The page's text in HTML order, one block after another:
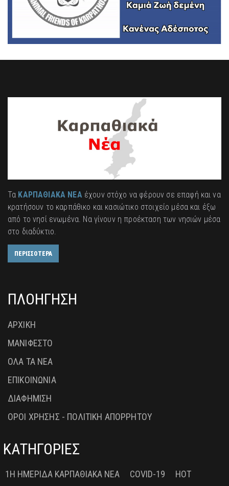
Τα ΚΑΡΠΑΘΙΑΚΑ ΝΕΑέχουν στόχο να φέρουν σε επαφή και να
κρατήσουν το καρπάθικο και κασιώτικο στοιχείο μέσα και έξω
από το νησί ενωμένα. Να γίνουν η προέκταση των νησιών μέσα
στο διαδύκτιο.
ΠΕΡΙΣΣΟΤΕΡΑ
ΠΛΟΗΓΗΣΗ
ΑΡΧΙΚΗ
ΜΑΝΙΦΕΣΤΟ
ΟΛΑ ΤΑ ΝΕΑ
ΕΠΙΚΟΙΝΩΝΙΑ
ΔΙΑΦΗΜΙΣΗ
ΟΡΟΙ ΧΡΗΣΗΣ - ΠΟΛΙΤΙΚΗ ΑΠΟΡΡΗΤΟΥ
ΚΑΤΗΓΟΡΙΕΣ
1Η ΗΜΕΡΊΔΑ ΚΑΡΠΑΘΙΑΚΆ ΝΈΑ COVID-19 HOT